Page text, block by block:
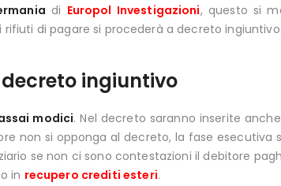
di Europol Investigazioni, questo si
di pagare si procederà a decreto ingiuntivo.
ingiuntivo
modici. Nel decreto saranno inserite
non si opponga al decreto, la fase
se non ci sono contestazioni il debitore
in recupero crediti esteri.